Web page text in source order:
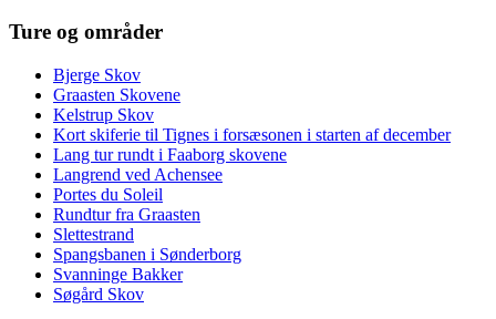
Ture og områder
Bjerge Skov
Graasten Skovene
Kelstrup Skov
Kort skiferie til Tignes i forsæsonen i starten af december
Lang tur rundt i Faaborg skovene
Langrend ved Achensee
Portes du Soleil
Rundtur fra Graasten
Slettestrand
Spangsbanen i Sønderborg
Svanninge Bakker
Søgård Skov